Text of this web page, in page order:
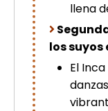
llena
los suyos
El